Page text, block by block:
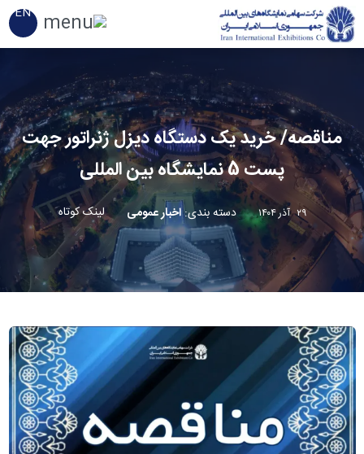
EN
مناقصه/ خرید یک دستگاه دیزل ژنراتور جهت
پست 5 نمایشگاه بین المللی
۲۹ آذر ۱۴۰۴ دسته بندی:اخبار عمومی لینک کوتاه